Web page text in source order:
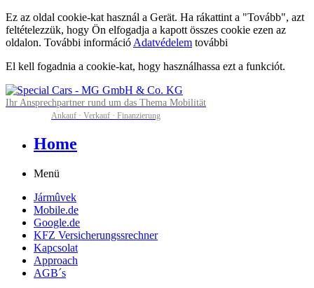
Ez az oldal cookie-kat használ a Gerät. Ha rákattint a "Tovább", azt
feltételezzük, hogy Ön elfogadja a kapott összes cookie ezen az
oldalon. További információ Adatvédelem további
El kell fogadnia a cookie-kat, hogy használhassa ezt a funkciót.
Ihr Ansprechpartner rund um das Thema Mobilität
Ankauf · Verkauf · Finanzierung
Home
Menü
Jármûvek
Mobile.de
Google.de
KFZ Versicherungssrechner
Kapcsolat
Approach
AGB´s